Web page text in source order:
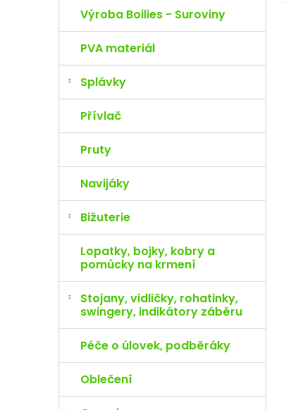
Výroba Boilies - Suroviny
PVA materiál
Splávky
Přívlač
Pruty
Navijáky
Bižuterie
Lopatky, bojky, kobry a
pomůcky na krmení
Stojany, vidličky, rohatinky,
swingery, indikátory záběru
Péče o úlovek, podběráky
Oblečení